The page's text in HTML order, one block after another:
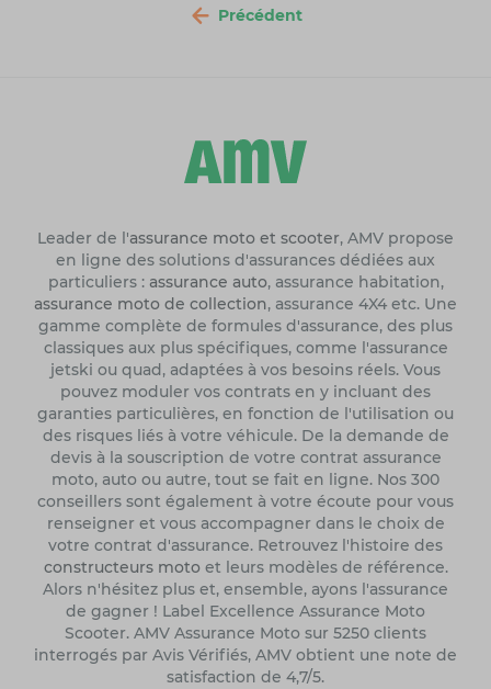
Précédent
Leader de l'assurance moto et scooter, AMV propose
en ligne des solutions d'assurances dédiées aux
particuliers : assurance auto, assurance habitation,
assurance moto de collection, assurance 4X4 etc. Une
gamme complète de formules d'assurance, des plus
classiques aux plus spécifiques, comme l'assurance
jetski ou quad, adaptées à vos besoins réels. Vous
pouvez moduler vos contrats en y incluant des
garanties particulières, en fonction de l'utilisation ou
des risques liés à votre véhicule. De la demande de
devis à la souscription de votre contrat assurance
moto, auto ou autre, tout se fait en ligne. Nos 300
conseillers sont également à votre écoute pour vous
renseigner et vous accompagner dans le choix de
votre contrat d'assurance. Retrouvez l'histoire des
constructeurs motoet leurs modèles de référence.
Alors n'hésitez plus et, ensemble, ayons l'assurance
de gagner ! Label Excellence Assurance Moto
Scooter. AMV Assurance Moto sur 5250 clients
interrogés par Avis Vérifiés, AMV obtient une note de
satisfaction de 4,7/5.